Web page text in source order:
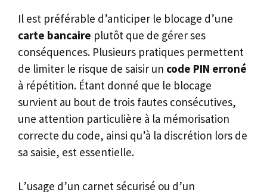
Il est préférable d’anticiper le blocage d’une
carte bancaire plutôt que de gérer ses
conséquences. Plusieurs pratiques permettent
de limiter le risque de saisir un code PIN erroné
à répétition. Étant donné que le blocage
survient au bout de trois fautes consécutives,
une attention particulière à la mémorisation
correcte du code, ainsi qu’à la discrétion lors de
sa saisie, est essentielle.
L’usage d’un carnet sécurisé ou d’un